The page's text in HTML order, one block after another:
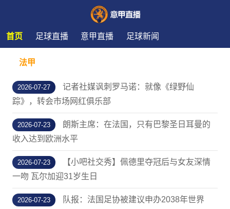
首页 足球直播 意甲直播 足球新闻
法甲
2026-07-27
记者社媒讽刺罗马诺：就像《绿野仙
踪》，转会市场网红俱乐部
2026-07-23
朗斯主席：在法国，只有巴黎圣日耳曼的
收入达到欧洲水平
2026-07-23
【小吧社交秀】佩德里夺冠后与女友深情
一吻 瓦尔加迎31岁生日
2026-07-23
队报：法国足协被建议申办2038年世界